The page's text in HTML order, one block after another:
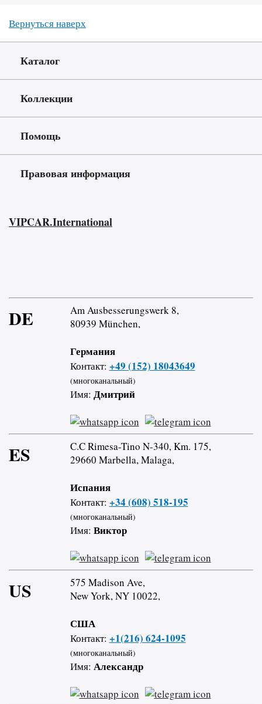
Вернуться наверх
Каталог
Коллекции
Помощь
Правовая информация
VIPCAR.International
DE
Am Ausbesserungswerk 8,
80939 München,
Германия
Контакт: +49 (152) 18043649
(многоканальный)
Имя: Дмитрий
ES
C.C Rimesa-Tino N-340, Km. 175,
29660 Marbella, Malaga,
Испания
Контакт: +34 (608) 518-195
(многоканальный)
Имя: Виктор
US
575 Madison Ave,
New York, NY 10022,
США
Контакт: +1(216) 624-1095
(многоканальный)
Имя: Александр